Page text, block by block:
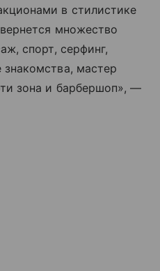
в стилистике
множество
спорт, серфинг,
мастер
зона и барбершоп», —